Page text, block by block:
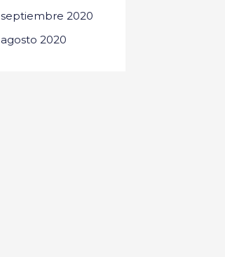
septiembre 2020
agosto 2020